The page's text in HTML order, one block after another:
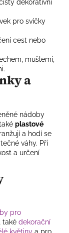
dekorativní
pro svíčky
cest nebo
mušlemi,
a
nádoby
plastové
a hodí se
váhy. Při
a určení
pro
také dekorační